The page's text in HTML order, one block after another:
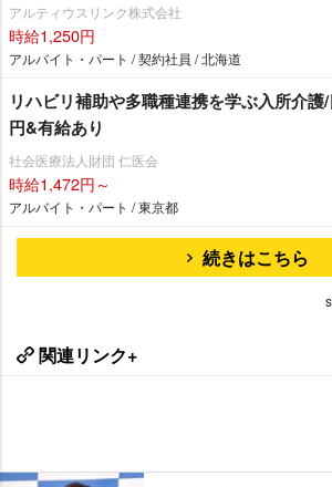
アルティウスリンク株式会社
時給1,250円
アルバイト・パート / 契約社員 / 北海道
リハビリ補助や多職種連携を学ぶ入所介護
円&有給あり
社会医療法人財団 仁医会
時給1,472円～
アルバイト・パート / 東京都
続きはこちら
関連リンク+